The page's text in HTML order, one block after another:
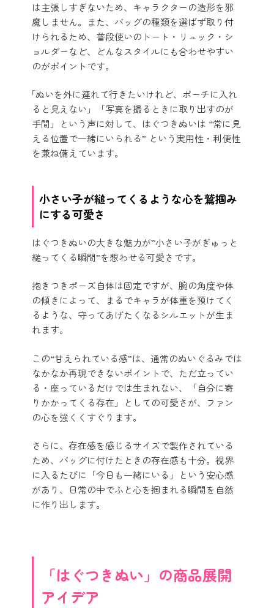
は主張しすぎないため、キャラクターの造形を邪
魔しません。また、バッグの種類を選ばず取り付
けられるため、普段使いのトート・リュック・シ
ョルダーなど、どんなスタイルにも合わせやすい
のがポイントです。
「ぬいを外に連れて行きたいけれど、ポーチに入れ
ると見えない」「写真を撮るときに取り出すのが
手間」という声に対して、はぐつきぬいは “常に見
える位置で一緒にいられる” という実用性・利便性
を兼ね備えています。
小さい子が縋ってくるような心を鷲掴み
にする可愛さ
はぐつきぬいの大きな魅力が”小さい子がぎゅっと
縋ってくる瞬間”を想わせる可愛さです。
抱きつきポーズ自体は固定ですが、腕の角度や体
の傾きによって、まるでキャラが体重を預けてく
るような、守ってあげたくなるシルエットが生ま
れます。
この“甘えられている感”は、通常のぬいぐるみでは
なかなか再現できないポイントで、ただ立ってい
る・座っているだけでは生まれない、「自分に寄
りかかってくる存在」としての可愛さが、ファン
の心を強くくすぐります。
さらに、存在感を感じるサイズで製作されている
ため、バッグに付けたときの存在感も十分。視界
に入るたびに「今日も一緒にいる」という安心感
があり、日常の中でふと心を掴まれる瞬間を自然
に作り出します。
「はぐつきぬい」の商品展開
アイデア